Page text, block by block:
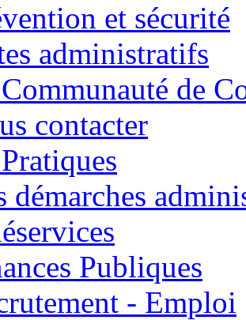
et sécurité
administratifs
de
contacter
démarches
Publiques
- Emploi